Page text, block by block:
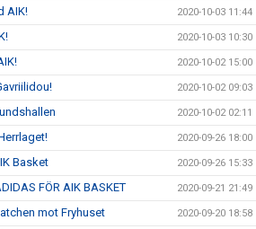
AIK! 2020-10-03 11:44
2020-10-03 10:30
2020-10-02 15:00
2020-10-02 09:03
2020-10-02 02:11
2020-09-26 18:00
Basket 2020-09-26 15:33
FÖR AIK BASKET 2020-09-21 21:49
mot Fryhuset 2020-09-20 18:58